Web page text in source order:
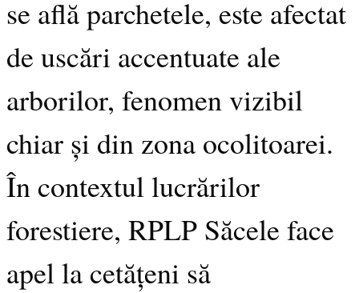
se află parchetele, este afectat
de uscări accentuate ale
arborilor, fenomen vizibil
chiar și din zona ocolitoarei.
În contextul lucrărilor
forestiere, RPLP Săcele face
apel la cetățeni să